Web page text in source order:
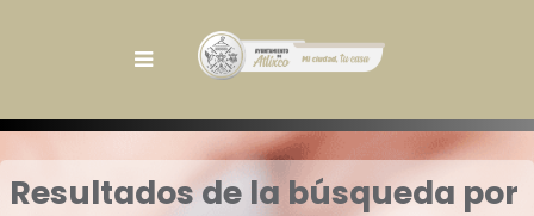
Resultados de la búsqueda por